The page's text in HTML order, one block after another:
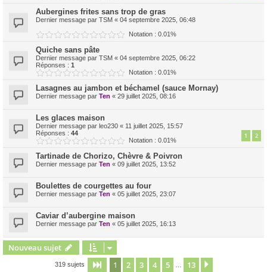
Aubergines frites sans trop de gras
Dernier message par TSM « 04 septembre 2025, 06:48
Notation : 0.01%
Quiche sans pâte
Dernier message par TSM « 04 septembre 2025, 06:22
Réponses : 1
Notation : 0.01%
Lasagnes au jambon et béchamel (sauce Mornay)
Dernier message par Ten « 29 juillet 2025, 08:16
Les glaces maison
Dernier message par leo230 « 11 juillet 2025, 15:57
Réponses : 44 1 2
Notation : 0.01%
Tartinade de Chorizo, Chèvre & Poivron
Dernier message par Ten « 09 juillet 2025, 13:52
Boulettes de courgettes au four
Dernier message par Ten « 05 juillet 2025, 23:07
Caviar d’aubergine maison
Dernier message par Ten « 05 juillet 2025, 16:13
Nouveau sujet
319 sujets Page 1sur13
1 2 3 4 5 13